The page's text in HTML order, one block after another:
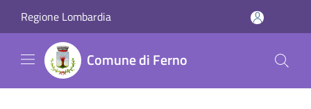
Regione Lombardia
Comune di Ferno